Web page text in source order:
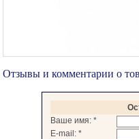
Отзывы и комментарии о
Ваше имя: *
E-mail: *